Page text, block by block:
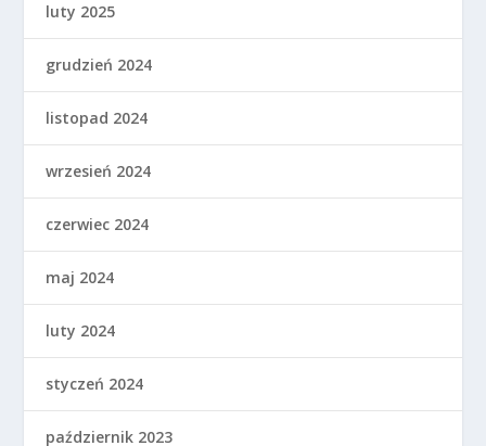
luty 2025
grudzień 2024
listopad 2024
wrzesień 2024
czerwiec 2024
maj 2024
luty 2024
styczeń 2024
październik 2023